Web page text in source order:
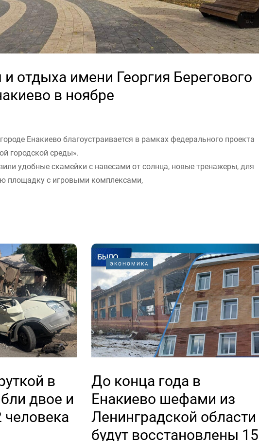
и отдыха имени Георгия Берегового
в ноябре
Енакиево благоустраивается в рамках федерального проекта
городской среды».
удобные скамейки с навесами от солнца, новые тренажеры, для
площадку с игровыми комплексами,
в
двое и
человека
ЭКОНОМИКА
До конца года в
Енакиево шефами из
Ленинградской области
будут восстановлены 15